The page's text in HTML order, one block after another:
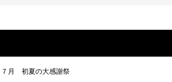
７月 初夏の大感謝祭